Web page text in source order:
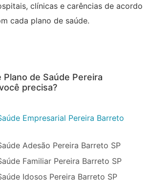
clínicas e carências de acordo
cada plano de saúde.
Plano de Saúde Pereira
precisa?
Empresarial Pereira Barreto
Adesão Pereira Barreto SP
Familiar Pereira Barreto SP
Idosos Pereira Barreto SP